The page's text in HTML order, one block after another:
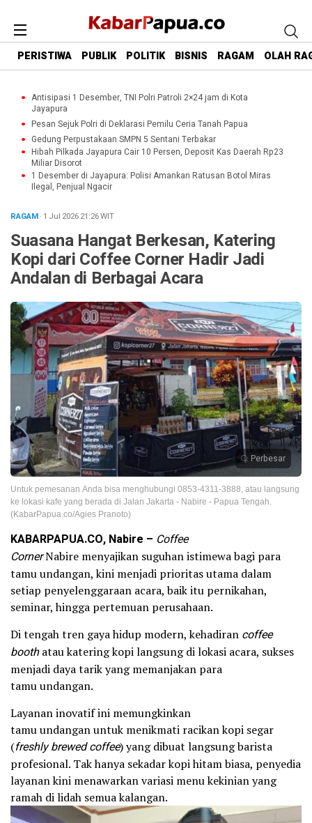
PERISTIWA PUBLIK POLITIK BISNIS RAGAM OLAH
Antisipasi 1 Desember, TNI Polri Patroli 2×24 jam di Kota
Jayapura
Pesan Sejuk Polri di Deklarasi Pemilu Ceria Tanah Papua
Gedung Perpustakaan SMPN 5 Sentani Terbakar
Hibah Pilkada Jayapura Cair 10 Persen, Deposit Kas Daerah Rp23
Miliar Disorot
1 Desember di Jayapura: Polisi Amankan Ratusan Botol Miras
Ilegal, Penjual Ngacir
RAGAM· 1 Jul 202621:26WIT
Suasana Hangat Berkesan, Katering
Kopi dari Coffee Corner Hadir Jadi
Andalan di Berbagai Acara
Perbesar
Untuk pemesanan Anda bisa menghubungi 0853-4311-3888, atau langsung
ke lokasi kafe yang berada di Jalan Jakarta - Nabire - Papua Tengah.
(KabarPapua.co/Agies Pranoto)
KABARPAPUA.CO, Nabire – Coffee
CornerNabire menyajikan suguhan istimewa bagi para
tamu undangan, kini menjadi prioritas utama dalam
setiap penyelenggaraan acara, baik itu pernikahan,
seminar, hingga pertemuan perusahaan.
Di tengah tren gaya hidup modern, kehadiran coffee
boothatau katering kopi langsung di lokasi acara, sukses
menjadi daya tarik yang memanjakan para
tamu undangan.
Layanan inovatif ini memungkinkan
tamu undangan untuk menikmati racikan kopi segar
(freshly brewed coffee) yang dibuat langsung barista
profesional. Tak hanya sekadar kopi hitam biasa, penyedia
layanan kini menawarkan variasi menu kekinian yang
ramah di lidah semua kalangan.